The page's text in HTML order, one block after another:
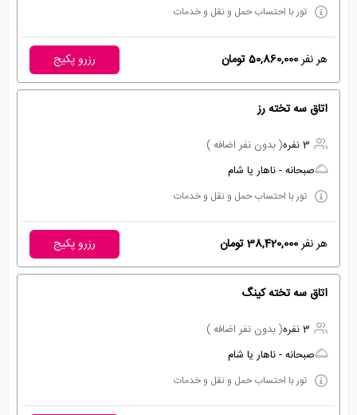
تور با احتساب حمل و نقل و خدمات
هر نفر50,860,000 تومان رزرو پکیج
اتاق سه تخته رز
3 نفره
( بدون نفر اضافه )
صبحانه - ناهار یا شام
تور با احتساب حمل و نقل و خدمات
هر نفر38,420,000 تومان رزرو پکیج
اتاق سه تخته کینگ
3 نفره
( بدون نفر اضافه )
صبحانه - ناهار یا شام
تور با احتساب حمل و نقل و خدمات